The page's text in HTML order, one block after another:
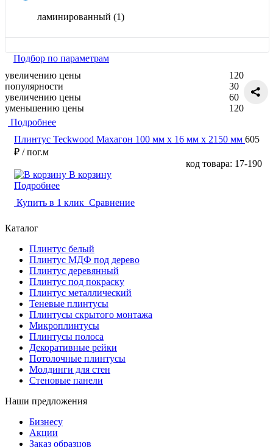
ламинированный (1)
Подбор по параметрам
увеличению цены
популярности
увеличению цены
уменьшению цены
120
30
60
120
Подробнее
Плинтус Teckwood Махагон 100 мм х 16 мм х 2150 мм 605
₽ / пог.м
код товара: 17-190
В корзину
Подробнее
Купить в 1 клик Сравнение
Каталог
Плинтус белый
Плинтус МДФ под дерево
Плинтус деревянный
Плинтус под покраску
Плинтус металлический
Теневые плинтусы
Плинтусы скрытого монтажа
Микроплинтусы
Плинтусы полоса
Декоративные рейки
Потолочные плинтусы
Молдинги для стен
Стеновые панели
Наши предложения
Бизнесу
Акции
Заказ образцов